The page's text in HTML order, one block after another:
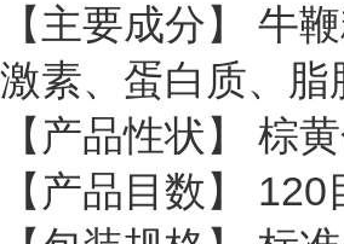
【主要成分】 牛
激素、蛋白质、脂
【产品性状】 棕
【产品目数】 120